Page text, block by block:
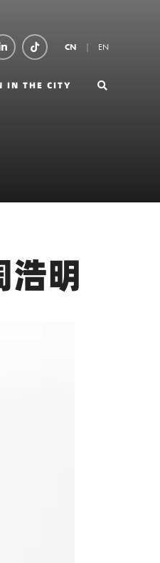
CN EN
IN THE CITY
浩明